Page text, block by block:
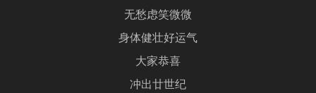
无愁虑笑微微
身体健壮好运气
大家恭喜
冲出廿世纪